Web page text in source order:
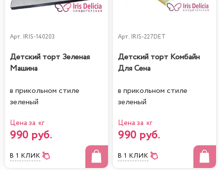
Арт. IRIS-140203
Детский торт Зеленая
Машина
в прикольном стиле
зеленый
Цена за кг
990 руб.
В 1 КЛИК
Арт. IRIS-227DET
Детский торт Комбайн
Для Сена
в прикольном стиле
зеленый
Цена за кг
990 руб.
В 1 КЛИК